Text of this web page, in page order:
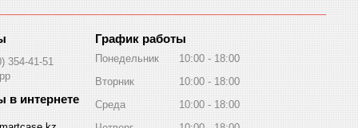
354-41-51
График работы
Понедельник 10:00
18:00
Вторник
10:00
18:00
Среда
10:00
18:00